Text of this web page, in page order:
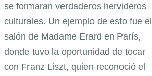
se formaran verdaderos hervideros
culturales. Un ejemplo de esto fue el
salón de Madame Erard en París,
donde tuvo la oportunidad de tocar
con Franz Liszt, quien reconoció el